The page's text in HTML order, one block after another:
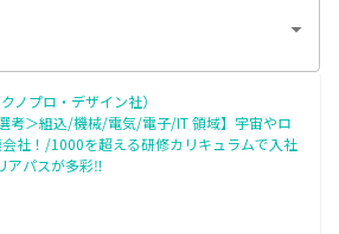
ノプロ・デザイン社）
考＞組込/機械/電気/電子/IT 領域】宇宙やロ
社！/1000を超える研修カリキュラムで入社
アパスが多彩‼